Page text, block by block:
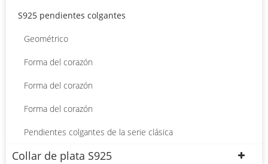
S925 pendientes colgantes
Geométrico
Forma del corazón
Forma del corazón
Forma del corazón
Pendientes colgantes de la serie clásica
Collar de plata S925